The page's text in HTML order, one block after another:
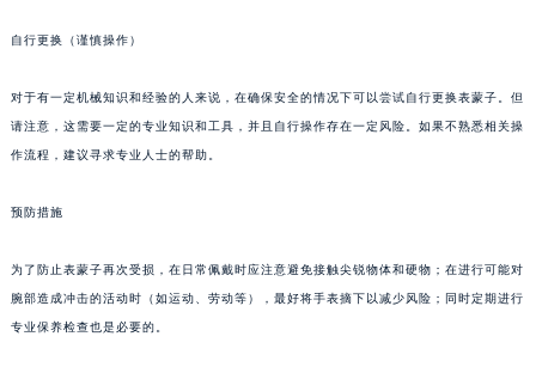
自行更换（谨慎操作）
对于有一定机械知识和经验的人来说，在确保安全的情况下可以尝试自行更换表蒙子。但
请注意，这需要一定的专业知识和工具，并且自行操作存在一定风险。如果不熟悉相关操
作流程，建议寻求专业人士的帮助。
预防措施
为了防止表蒙子再次受损，在日常佩戴时应注意避免接触尖锐物体和硬物；在进行可能对
腕部造成冲击的活动时（如运动、劳动等），最好将手表摘下以减少风险；同时定期进行
专业保养检查也是必要的。